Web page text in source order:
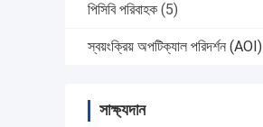
পিসিবি পরিবাহক (5)
স্বয়ংক্রিয় অপটিক্যাল পরিদর্শন (AOI)
সাক্ষ্যদান